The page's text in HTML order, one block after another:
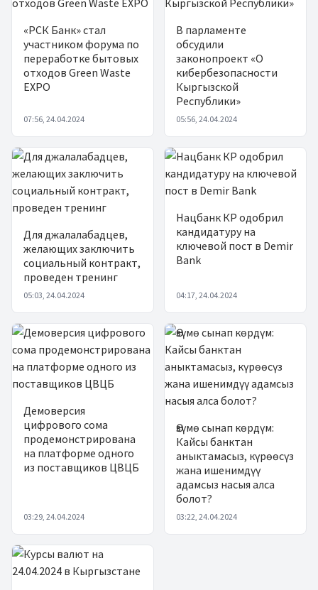
«РСК Банк» стал
участником форума по
переработке бытовых
отходов Green Waste
EXPO
07:56, 24.04.2024
В парламенте
обсудили
законопроект «О
кибербезопасности
Кыргызской
Республики»
05:56, 24.04.2024
Для джалалабадцев,
желающих заключить
социальный контракт,
проведен тренинг
05:03, 24.04.2024
Нацбанк КР одобрил
кандидатуру на
ключевой пост в Demir
Bank
04:17, 24.04.2024
Демоверсия
цифрового сома
продемонстрирована
на платформе одного
из поставщиков ЦВЦБ
03:29, 24.04.2024
Өзүмө сынап көрдүм:
Кайсы банктан
аныктамасыз, күрөөсүз
жана ишенимдүү
адамсыз насыя алса
болот?
03:22, 24.04.2024